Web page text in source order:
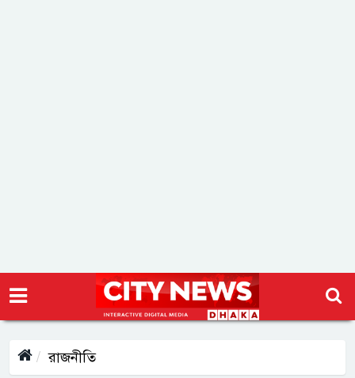
রাজনীতি